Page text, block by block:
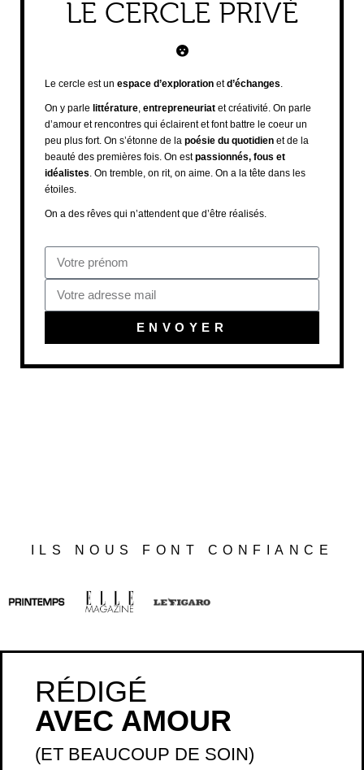
LE CERCLE PRIVÉ
Le cercle est un espace d’exploration etd’échanges
On y parle littérature entrepreneuriat et créativité. On parle
d’amour et rencontres qui éclairent et font battre le coeur un
peu plus fort. On s’étonne de la poésie du quotidien et de la
beauté des premières fois. On estpassionnés, fous et
idéalistes . On tremble, on rit, on aime. On a la tête dans les
étoiles.
On a des rêves qui n’attendent que d’être réalisés.
ENVOYER
ILS NOUS FONT CONFIANCE
RÉDIGÉ
AVEC AMOUR
(ET BEAUCOUP DE SOIN)